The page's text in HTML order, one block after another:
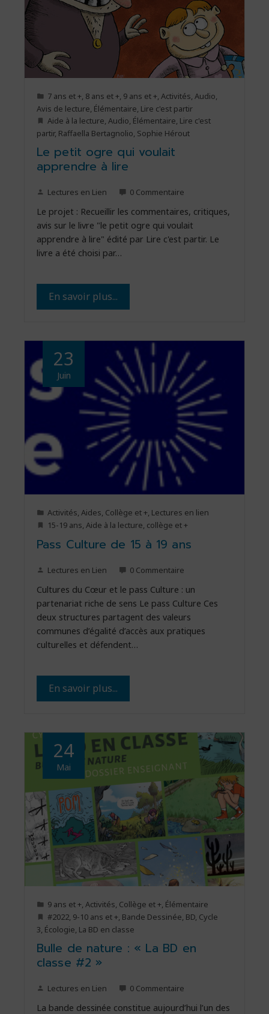
7 ans et + 8 ans et + 9 ans et + Activités Audio
Avis de lecture Élémentaire Lire c'est partir
Aide à la lecture Audio Élémentaire Lire c'est
partir, Raffaella Bertagnolio Sophie Hérout
Le petit ogre qui voulait
apprendre à lire
Lectures en Lien 0 Commentaire
Le projet : Recueillir les commentaires, critiques,
avis sur le livre "le petit ogre qui voulait
apprendre à lire" édité par Lire c'est partir. Le
livre a été choisi par…
En savoir plus...
23
Juin
Activités, Aides, Collège et +, Lectures en lien
15-19 ans, Aide à la lecture, collège et +
Pass Culture de 15 à 19 ans
Lectures en Lien 0 Commentaire
Cultures du Cœur et le pass Culture : un
partenariat riche de sens Le pass Culture Ces
deux structures partagent des valeurs
communes d’égalité d’accès aux pratiques
culturelles et défendent…
En savoir plus...
24
Mai
9 ans et +, Activités, Collège et +, Élémentaire
#2022, 9-10 ans et +, Bande Dessinée, BD, Cycle
3, Écologie, La BD en classe
Bulle de nature : « La BD en
classe #2 »
Lectures en Lien 0 Commentaire
La bande dessinée constitue aujourd’hui l’un des